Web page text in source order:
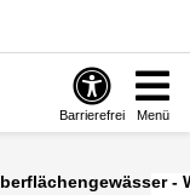
Barrierefrei Menü